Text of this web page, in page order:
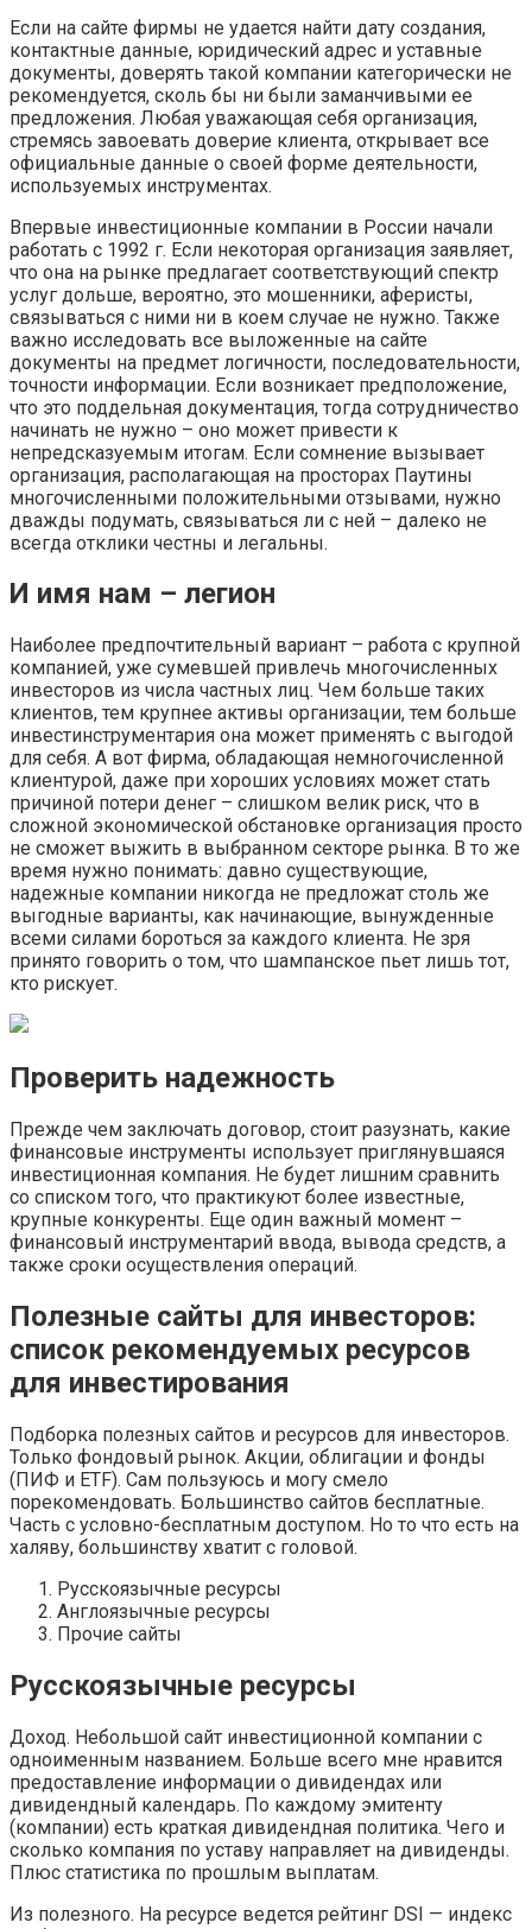
Если на сайте фирмы не удается найти дату создания,
контактные данные, юридический адрес и уставные
документы, доверять такой компании категорически не
рекомендуется, сколь бы ни были заманчивыми ее
предложения. Любая уважающая себя организация,
стремясь завоевать доверие клиента, открывает все
официальные данные о своей форме деятельности,
используемых инструментах.
Впервые инвестиционные компании в России начали
работать с 1992 г. Если некоторая организация заявляет,
что она на рынке предлагает соответствующий спектр
услуг дольше, вероятно, это мошенники, аферисты,
связываться с ними ни в коем случае не нужно. Также
важно исследовать все выложенные на сайте
документы на предмет логичности, последовательности,
точности информации. Если возникает предположение,
что это поддельная документация, тогда сотрудничество
начинать не нужно – оно может привести к
непредсказуемым итогам. Если сомнение вызывает
организация, располагающая на просторах Паутины
многочисленными положительными отзывами, нужно
дважды подумать, связываться ли с ней – далеко не
всегда отклики честны и легальны.
И имя нам – легион
Наиболее предпочтительный вариант – работа с крупной
компанией, уже сумевшей привлечь многочисленных
инвесторов из числа частных лиц. Чем больше таких
клиентов, тем крупнее активы организации, тем больше
инвестинструментария она может применять с выгодой
для себя. А вот фирма, обладающая немногочисленной
клиентурой, даже при хороших условиях может стать
причиной потери денег – слишком велик риск, что в
сложной экономической обстановке организация просто
не сможет выжить в выбранном секторе рынка. В то же
время нужно понимать: давно существующие,
надежные компании никогда не предложат столь же
выгодные варианты, как начинающие, вынужденные
всеми силами бороться за каждого клиента. Не зря
принято говорить о том, что шампанское пьет лишь тот,
кто рискует.
Проверить надежность
Прежде чем заключать договор, стоит разузнать, какие
финансовые инструменты использует приглянувшаяся
инвестиционная компания. Не будет лишним сравнить
со списком того, что практикуют более известные,
крупные конкуренты. Еще один важный момент –
финансовый инструментарий ввода, вывода средств, а
также сроки осуществления операций.
Полезные сайты для инвесторов:
список рекомендуемых ресурсов
для инвестирования
Подборка полезных сайтов и ресурсов для инвесторов.
Только фондовый рынок. Акции, облигации и фонды
(ПИФ и ETF). Сам пользуюсь и могу смело
порекомендовать. Большинство сайтов бесплатные.
Часть с условно-бесплатным доступом. Но то что есть на
халяву, большинству хватит с головой.
Русскоязычные ресурсы
Англоязычные ресурсы
Прочие сайты
Русскоязычные ресурсы
Доход. Небольшой сайт инвестиционной компании с
одноименным названием. Больше всего мне нравится
предоставление информации о дивидендах или
дивидендный календарь. По каждому эмитенту
(компании) есть краткая дивидендная политика. Чего и
сколько компания по уставу направляет на дивиденды.
Плюс статистика по прошлым выплатам.
Из полезного. На ресурсе ведется рейтинг DSI — индекс